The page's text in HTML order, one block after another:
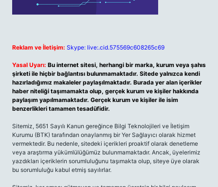
Reklam ve İletişim: Skype: live:.cid.575569c608265c69
Yasal Uyarı: Bu internet sitesi, herhangi bir marka, kurum veya şahıs
şirketi ile hiçbir bağlantısı bulunmamaktadır. Sitede yalnızca kendi
hazırladığımız makaleler paylaşılmaktadır. Burada yer alan içerikler
haber niteliği taşımamakta olup, gerçek kurum ve kişiler hakkında
paylaşım yapılmamaktadır. Gerçek kurum ve kişiler ile isim
benzerlikleri tamamen tesadüfidir.
Sitemiz, 5651 Sayılı Kanun gereğince Bilgi Teknolojileri ve İletişim
Kurumu (BTK) tarafından onaylanmış bir Yer Sağlayıcı olarak hizmet
vermektedir. Bu nedenle, sitedeki içerikleri proaktif olarak denetleme
veya araştırma yükümlülüğümüz bulunmamaktadır. Ancak, üyelerimiz
yazdıkları içeriklerin sorumluluğunu taşımakta olup, siteye üye olarak
bu sorumluluğu kabul etmiş sayılırlar.